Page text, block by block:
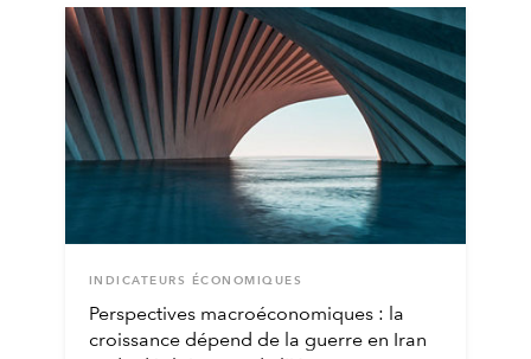
INDICATEURS ÉCONOMIQUES
Perspectives macroéconomiques : la
croissance dépend de la guerre en Iran